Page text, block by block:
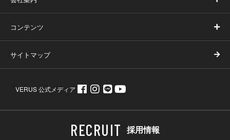
コンテンツ
サイトマップ
VERUS 公式メディア
採用情報